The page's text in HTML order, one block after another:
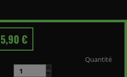
5,90 €
Quantité